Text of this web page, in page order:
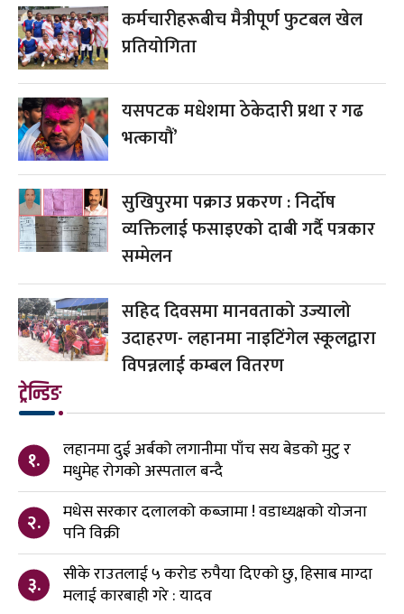
कर्मचारीहरूबीच मैत्रीपूर्ण फुटबल खेल
प्रतियोगिता
यसपटक मधेशमा ठेकेदारी प्रथा र गढ
भत्कायौं’
सुखिपुरमा पक्राउ प्रकरण : निर्दोष
व्यक्तिलाई फसाइएको दाबी गर्दै पत्रकार
सम्मेलन
सहिद दिवसमा मानवताको उज्यालो
उदाहरण- लहानमा नाइटिंगेल स्कूलद्वारा
विपन्नलाई कम्बल वितरण
ट्रेन्डिङ
१.
लहानमा दुई अर्बको लगानीमा पाँच सय बेडको मुटु र
मधुमेह रोगको अस्पताल बन्दै
२.
मधेस सरकार दलालको कब्जामा ! वडाध्यक्षको योजना
पनि विक्री
३.
सीके राउतलाई ५ करोड रुपैया दिएको छु, हिसाब माग्दा
मलाई कारबाही गरे : यादव